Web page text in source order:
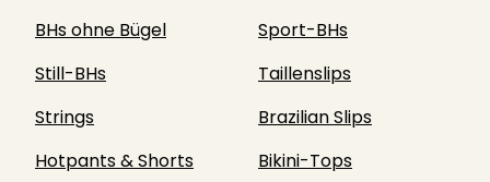
BHs ohne Bügel
Sport-BHs
Still-BHs
Taillenslips
Strings
Brazilian Slips
Hotpants & Shorts
Bikini-Tops